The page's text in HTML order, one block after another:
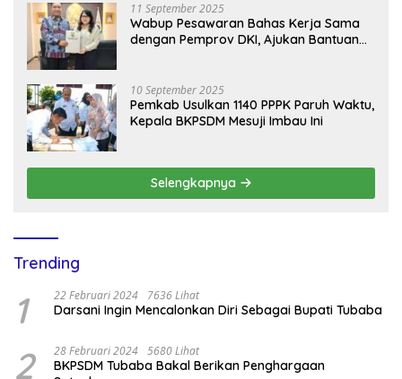
11 September 2025
Wabup Pesawaran Bahas Kerja Sama
dengan Pemprov DKI, Ajukan Bantuan
10 September 2025
Pemkab Usulkan 1140 PPPK Paruh Waktu,
Kepala BKPSDM Mesuji Imbau Ini
Selengkapnya
Trending
1 22 Februari 2024 7636 Lihat
Darsani Ingin Mencalonkan Diri Sebagai Bupati Tubaba
2 28 Februari 2024 5680 Lihat
BKPSDM Tubaba Bakal Berikan Penghargaan